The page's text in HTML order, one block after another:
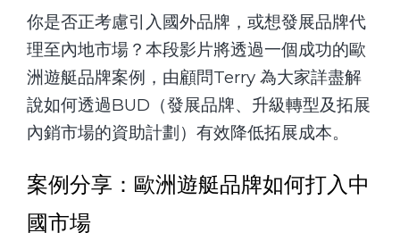
你是否正考慮引入國外品牌，或想發展品牌代
理至內地市場？本段影片將透過一個成功的歐
洲遊艇品牌案例，由顧問Terry 為大家詳盡解
說如何透過BUD（發展品牌、升級轉型及拓展
內銷市場的資助計劃）有效降低拓展成本。
案例分享：歐洲遊艇品牌如何打入中
國市場